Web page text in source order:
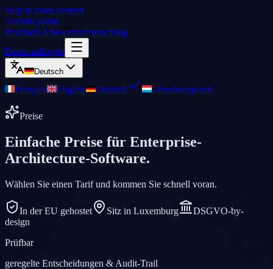
Skip to main content
Archilu portal
ProduktEA bewertenPreiseBlog
Demo anfragen
Deutsch
Français English Deutsch Lëtzebuergesch
Preise
Einfache Preise für Enterprise-
Architecture-Software.
Wählen Sie einen Tarif und kommen Sie schnell voran.
In der EU gehostet Sitz in Luxemburg
DSGVO-by-
design
Prüfbar
geregelte Entscheidungen & Audit-Trail